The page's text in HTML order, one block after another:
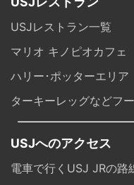
USJレストラン一覧
マリオ キノピオカフェ
ハリー･ポッターエリア
ターキーレッグなどフ
USJへのアクセス
電車で行くUSJ JRの路